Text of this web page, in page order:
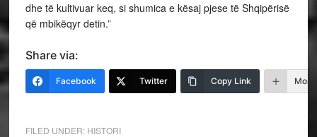
dhe të kultivuar keq, si shumica e kësaj pjese të Shqipërisë
që mbikëqyr detin.”
Share via:
Facebook Twitter Copy Link More
FILED UNDER: HISTORI